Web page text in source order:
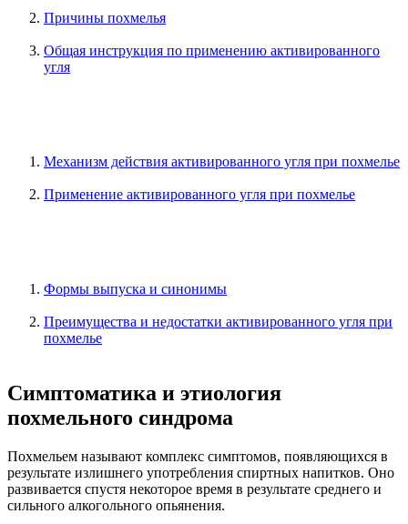
Причины похмелья
Общая инструкция по применению активированного
угля
Механизм действия активированного угля при похмелье
Применение активированного угля при похмелье
Формы выпуска и синонимы
Преимущества и недостатки активированного угля при
похмелье
Симптоматика и этиология
похмельного синдрома
Похмельем называют комплекс симптомов, появляющихся в
результате излишнего употребления спиртных напитков. Оно
развивается спустя некоторое время в результате среднего и
сильного алкогольного опьянения.